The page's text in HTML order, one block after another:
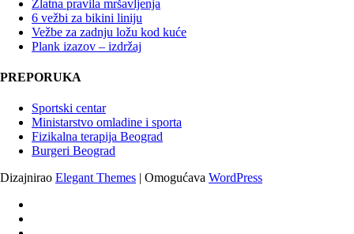
Zlatna pravila mršavljenja
6 vežbi za bikini liniju
Vežbe za zadnju ložu kod kuće
Plank izazov – izdržaj
PREPORUKA
Sportski centar
Ministarstvo omladine i sporta
Fizikalna terapija Beograd
Burgeri Beograd
Dizajnirao Elegant Themes | Omogućava WordPress